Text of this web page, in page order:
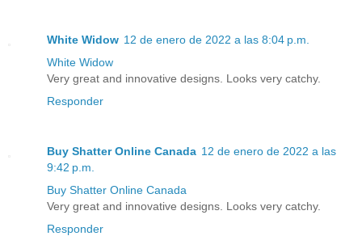
White Widow 12 de enero de 2022 a las 8:04 p.m.
White Widow
Very great and innovative designs. Looks very catchy.
Responder
Buy Shatter Online Canada 12 de enero de 2022 a las
9:42 p.m.
Buy Shatter Online Canada
Very great and innovative designs. Looks very catchy.
Responder